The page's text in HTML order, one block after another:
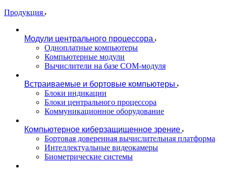
Продукция
Модули центрального процессора
Одноплатные компьютеры
Компьютерные модули
Вычислители на базе COM-модуля
Встраиваемые и бортовые компьютеры
Блоки индикации
Блоки центрального процессора
Коммуникационное оборудование
Компьютерное киберзащищенное зрение
Бортовая доверенная вычислительная платформа
Интеллектуальные видеокамеры
Биометрические системы